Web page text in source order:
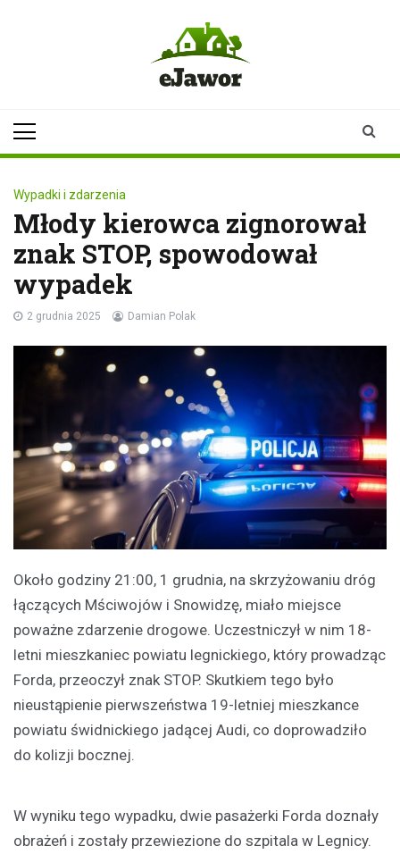
Wypadki i zdarzenia
Młody kierowca zignorował
znak STOP, spowodował
wypadek
2 grudnia 2025 Damian Polak
Około godziny 21:00, 1 grudnia, na skrzyżowaniu dróg
łączących Mściwojów i Snowidzę, miało miejsce
poważne zdarzenie drogowe. Uczestniczył w nim 18-
letni mieszkaniec powiatu legnickiego, który prowadząc
Forda, przeoczył znak STOP. Skutkiem tego było
nieustąpienie pierwszeństwa 19-letniej mieszkance
powiatu świdnickiego jadącej Audi, co doprowadziło
do kolizji bocznej.
W wyniku tego wypadku, dwie pasażerki Forda doznały
obrażeń i zostały przewiezione do szpitala w Legnicy.